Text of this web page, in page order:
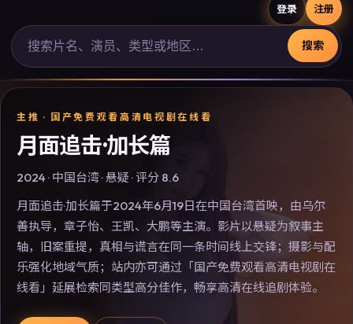
登录 注册
搜索
主推 · 国产免费观看高清电视剧在线看
月面追击·加长篇
2024· 中国台湾·悬疑 · 评分 8.6
月面追击·加长篇于2024年6月19日在中国台湾首映，由乌尔
善执导，章子怡、王凯、大鹏等主演。影片以悬疑为叙事主
轴，旧案重提，真相与谎言在同一条时间线上交锋；摄影与配
乐强化地域气质；站内亦可通过「国产免费观看高清电视剧在
线看」延展检索同类型高分佳作，畅享高清在线追剧体验。